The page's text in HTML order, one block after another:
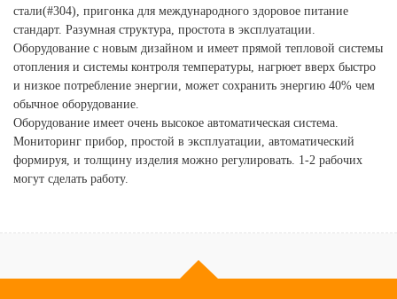
стали(#304), пригонка для международного здоровое питание
стандарт. Разумная структура, простота в эксплуатации.
Оборудование с новым дизайном и имеет прямой тепловой системы
отопления и системы контроля температуры, нагрюет вверх быстро
и низкое потребление энергии, может сохранить энергию 40% чем
обычное оборудование.
Оборудование имеет очень высокое автоматическая система.
Мониторинг прибор, простой в эксплуатации, автоматический
формируя, и толщину изделия можно регулировать. 1-2 рабочих
могут сделать работу.